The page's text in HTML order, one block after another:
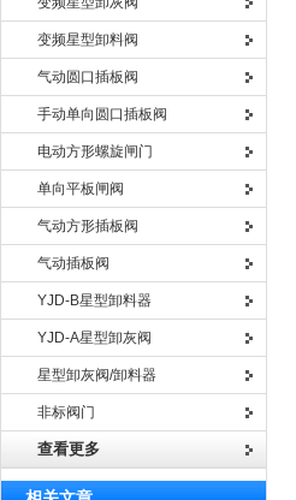
变频星型卸料阀
气动圆口插板阀
手动单向圆口插板阀
电动方形螺旋闸门
单向平板闸阀
气动方形插板阀
气动插板阀
YJD-B星型卸料器
YJD-A星型卸灰阀
星型卸灰阀/卸料器
非标阀门
查看更多